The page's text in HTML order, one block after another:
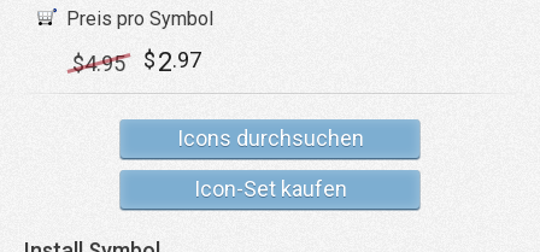
Preis pro Symbol
$4.95 $2.97
Icons durchsuchen
Icon-Set kaufen